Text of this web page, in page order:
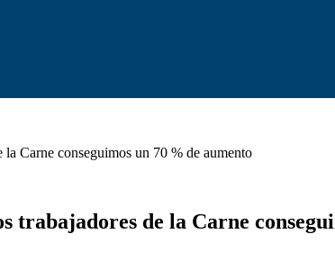
Carne conseguimos un 70 % de aumento
trabajadores de la Carne